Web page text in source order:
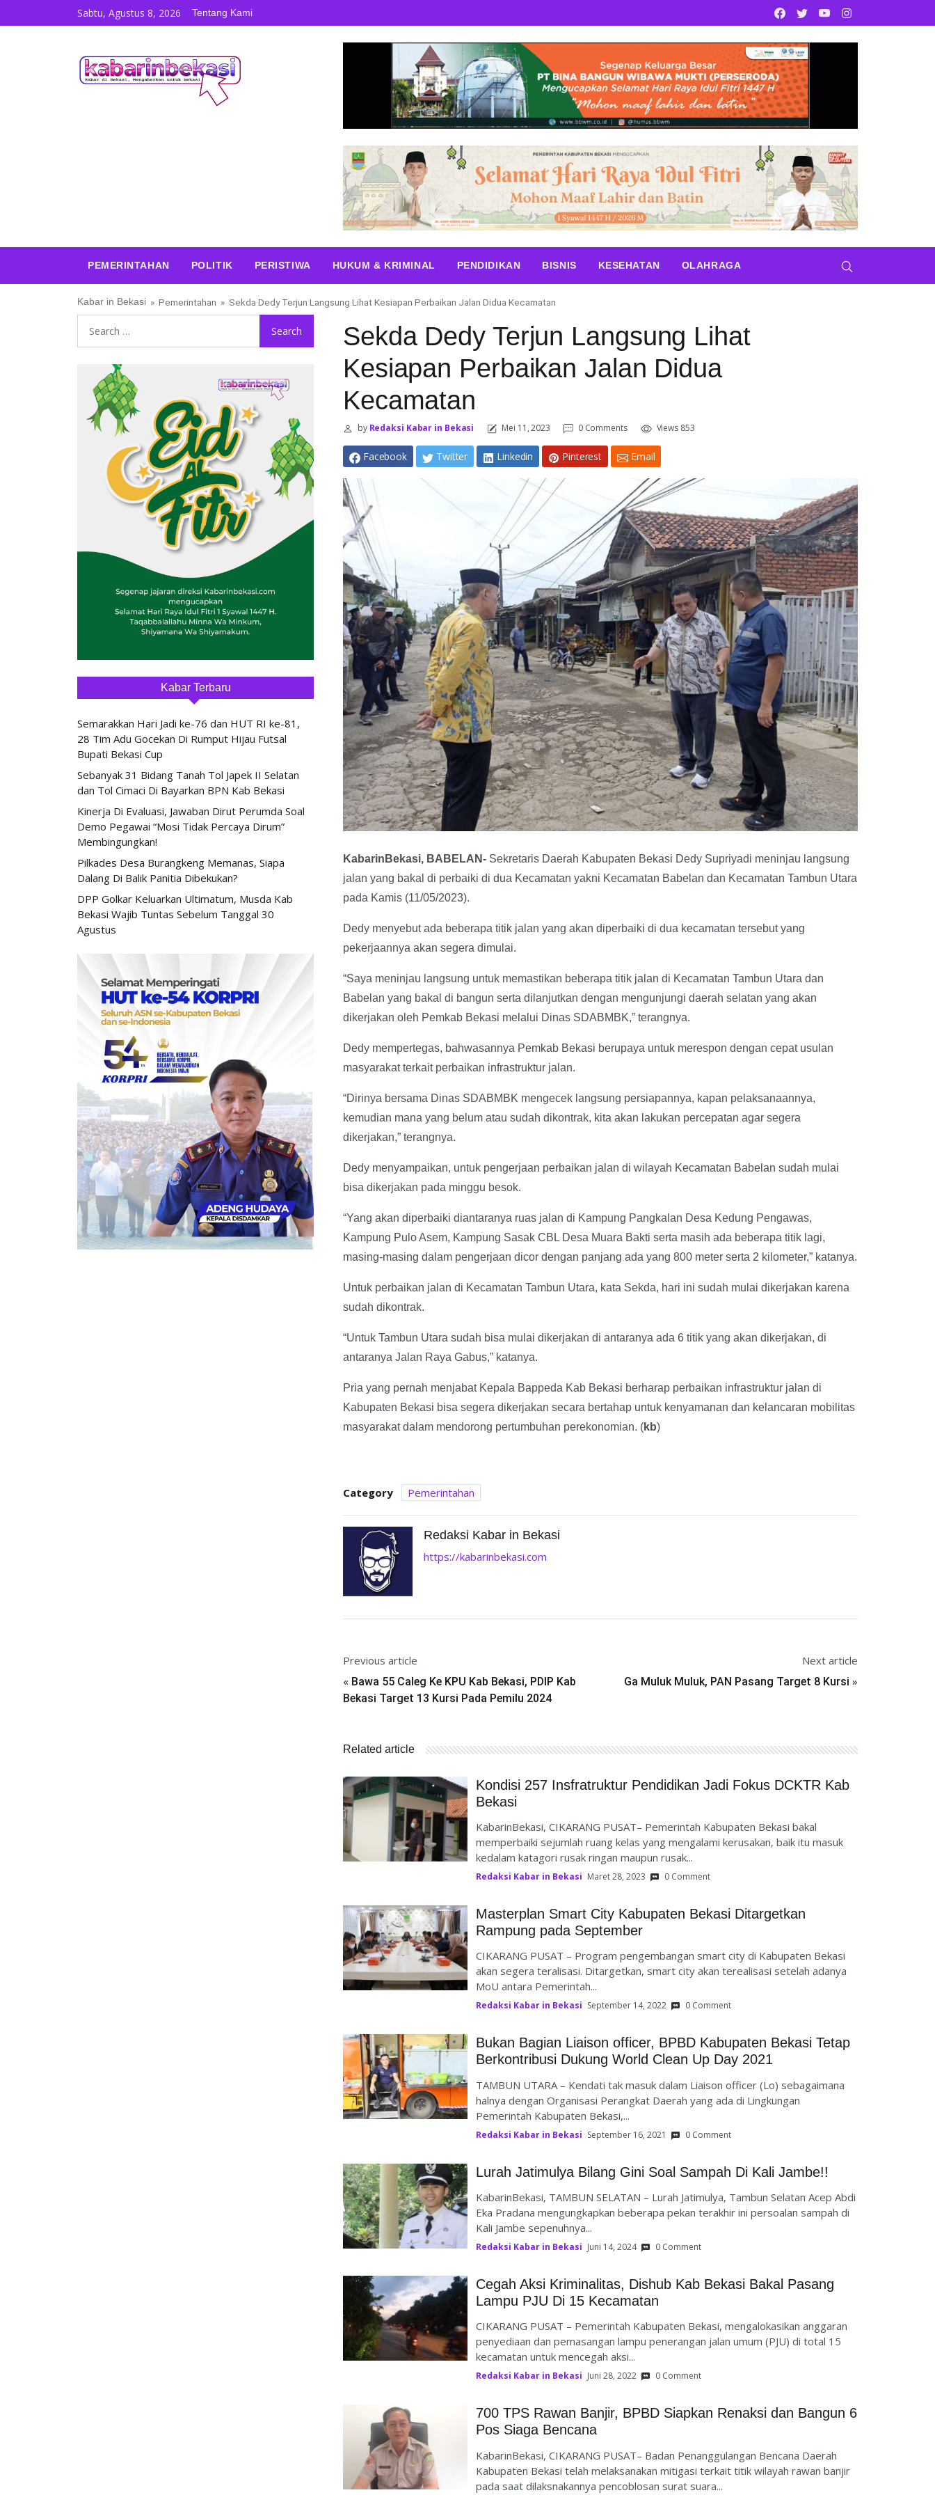
Skip to contentSabtu, Agustus 8, 2026 Tentang Kami Facebook
TwitterYoutube
PEMERINTAHAN POLITIK PERISTIWA HUKUM & KRIMINAL PENDIDIKAN BISNIS KESEHATAN OLAHRAGA
Kabar in Bekasi » Pemerintahan » Sekda Dedy Terjun Langsung Lihat Kesiapan Perbaikan Jalan Didua Kecamatan
Sekda Dedy Terjun Langsung Lihat
Kesiapan Perbaikan Jalan Didua
Kecamatan
byRedaksi Kabar in Bekasi Mei 11, 2023 0 Comments Views 853
Facebook Twitter Linkedin Pinterest Email
KabarinBekasi, BABELAN-Sekretaris Daerah Kabupaten Bekasi Dedy Supriyadi meninjau langsung
jalan yang bakal di perbaiki di dua Kecamatan yakni Kecamatan Babelan dan Kecamatan Tambun Utara
pada Kamis (11/05/2023).
Dedy menyebut ada beberapa titik jalan yang akan diperbaiki di dua kecamatan tersebut yang
pekerjaannya akan segera dimulai.
“Saya meninjau langsung untuk memastikan beberapa titik jalan di Kecamatan Tambun Utara dan
Babelan yang bakal di bangun serta dilanjutkan dengan mengunjungi daerah selatan yang akan
dikerjakan oleh Pemkab Bekasi melalui Dinas SDABMBK,” terangnya.
Dedy mempertegas, bahwasannya Pemkab Bekasi berupaya untuk merespon dengan cepat usulan
masyarakat terkait perbaikan infrastruktur jalan.
“Dirinya bersama Dinas SDABMBK mengecek langsung persiapannya, kapan pelaksanaannya,
kemudian mana yang belum atau sudah dikontrak, kita akan lakukan percepatan agar segera
dikerjakan,” terangnya.
Dedy menyampaikan, untuk pengerjaan perbaikan jalan di wilayah Kecamatan Babelan sudah mulai
bisa dikerjakan pada minggu besok.
“Yang akan diperbaiki diantaranya ruas jalan di Kampung Pangkalan Desa Kedung Pengawas,
Kampung Pulo Asem, Kampung Sasak CBL Desa Muara Bakti serta masih ada beberapa titik lagi,
masing-masing dalam pengerjaan dicor dengan panjang ada yang 800 meter serta 2 kilometer,” katanya.
Untuk perbaikan jalan di Kecamatan Tambun Utara, kata Sekda, hari ini sudah mulai dikerjakan karena
sudah dikontrak.
“Untuk Tambun Utara sudah bisa mulai dikerjakan di antaranya ada 6 titik yang akan dikerjakan, di
antaranya Jalan Raya Gabus,” katanya.
Pria yang pernah menjabat Kepala Bappeda Kab Bekasi berharap perbaikan infrastruktur jalan di
Kabupaten Bekasi bisa segera dikerjakan secara bertahap untuk kenyamanan dan kelancaran mobilitas
masyarakat dalam mendorong pertumbuhan perekonomian. (kb)
Category Pemerintahan
Redaksi Kabar in Bekasi
https://kabarinbekasi.com
Previous article
« Bawa 55 Caleg Ke KPU Kab Bekasi, PDIP Kab
Bekasi Target 13 Kursi Pada Pemilu 2024
Next article
Ga Muluk Muluk, PAN Pasang Target 8 Kursi »
Related article
Kondisi 257 Insfratruktur Pendidikan Jadi Fokus DCKTR Kab
Bekasi
KabarinBekasi, CIKARANG PUSAT– Pemerintah Kabupaten Bekasi bakal
memperbaiki sejumlah ruang kelas yang mengalami kerusakan, baik itu masuk
kedalam katagori rusak ringan maupun rusak...
Redaksi Kabar in Bekasi Maret 28, 2023 0 Comment
Masterplan Smart City Kabupaten Bekasi Ditargetkan
Rampung pada September
CIKARANG PUSAT – Program pengembangan smart city di Kabupaten Bekasi
akan segera teralisasi. Ditargetkan, smart city akan terealisasi setelah adanya
MoU antara Pemerintah...
Redaksi Kabar in Bekasi September 14, 2022 0 Comment
Bukan Bagian Liaison officer, BPBD Kabupaten Bekasi Tetap
Berkontribusi Dukung World Clean Up Day 2021
TAMBUN UTARA – Kendati tak masuk dalam Liaison officer (Lo) sebagaimana
halnya dengan Organisasi Perangkat Daerah yang ada di Lingkungan
Pemerintah Kabupaten Bekasi,...
Redaksi Kabar in Bekasi September 16, 2021 0 Comment
Lurah Jatimulya Bilang Gini Soal Sampah Di Kali Jambe!!
KabarinBekasi, TAMBUN SELATAN – Lurah Jatimulya, Tambun Selatan Acep Abdi
Eka Pradana mengungkapkan beberapa pekan terakhir ini persoalan sampah di
Kali Jambe sepenuhnya...
Redaksi Kabar in Bekasi Juni 14, 2024 0 Comment
Cegah Aksi Kriminalitas, Dishub Kab Bekasi Bakal Pasang
Lampu PJU Di 15 Kecamatan
CIKARANG PUSAT – Pemerintah Kabupaten Bekasi, mengalokasikan anggaran
penyediaan dan pemasangan lampu penerangan jalan umum (PJU) di total 15
kecamatan untuk mencegah aksi...
Redaksi Kabar in Bekasi Juni 28, 2022 0 Comment
700 TPS Rawan Banjir, BPBD Siapkan Renaksi dan Bangun 6
Pos Siaga Bencana
KabarinBekasi, CIKARANG PUSAT– Badan Penanggulangan Bencana Daerah
Kabupaten Bekasi telah melaksanakan mitigasi terkait titik wilayah rawan banjir
pada saat dilaksnakannya pencoblosan surat suara...
Kabar Terbaru
Semarakkan Hari Jadi ke-76 dan HUT RI ke-81,
28 Tim Adu Gocekan Di Rumput Hijau Futsal
Bupati Bekasi Cup
Sebanyak 31 Bidang Tanah Tol Japek II Selatan
dan Tol Cimaci Di Bayarkan BPN Kab Bekasi
Kinerja Di Evaluasi, Jawaban Dirut Perumda Soal
Demo Pegawai “Mosi Tidak Percaya Dirum”
Membingungkan!
Pilkades Desa Burangkeng Memanas, Siapa
Dalang Di Balik Panitia Dibekukan?
DPP Golkar Keluarkan Ultimatum, Musda Kab
Bekasi Wajib Tuntas Sebelum Tanggal 30
Agustus